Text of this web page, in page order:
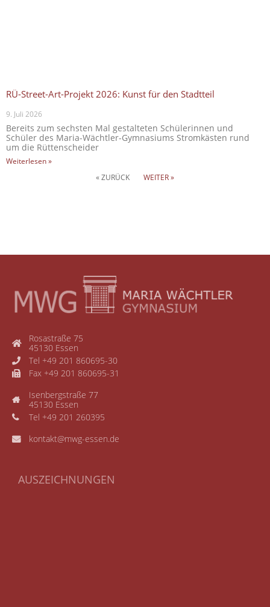
RÜ-Street-Art-Projekt 2026: Kunst für den Stadtteil
9. Juli 2026
Bereits zum sechsten Mal gestalteten Schülerinnen und
Schüler des Maria-Wächtler-Gymnasiums Stromkästen rund
um die Rüttenscheider
Weiterlesen »
« ZURÜCK
WEITER »
Rosastraße 75
45130 Essen
Tel +49 201 860695-30
Fax +49 201 860695-31
Isenbergstraße 77
45130 Essen
Tel +49 201 260395
kontakt@mwg-essen.de
AUSZEICHNUNGEN